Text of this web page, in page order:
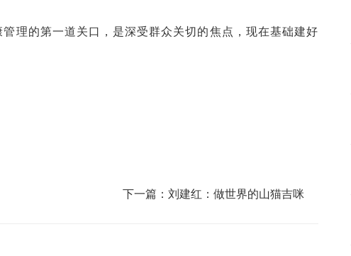
理的第一道关口，是深受群众关切的焦点，现在基础建好
下一篇：刘建红：做世界的山猫吉咪